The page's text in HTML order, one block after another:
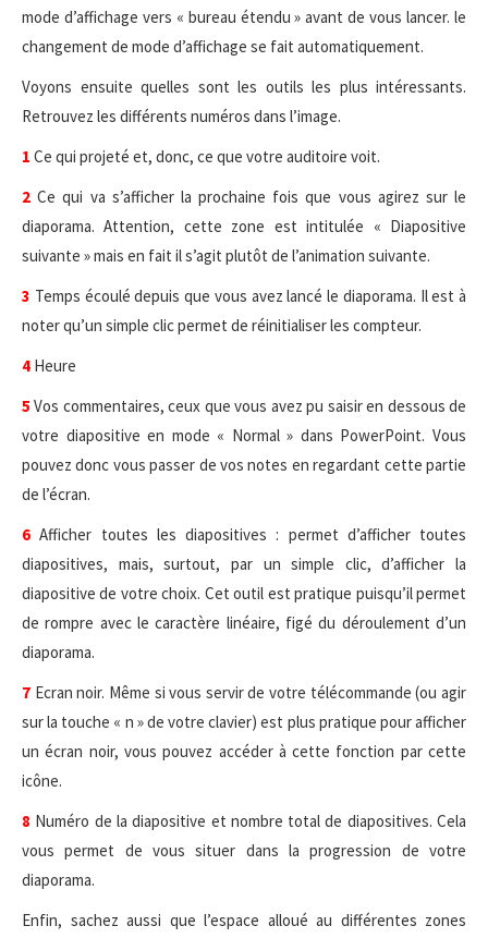
mode d’affichage vers « bureau étendu » avant de vous lancer. le
changement de mode d’affichage se fait automatiquement.
Voyons ensuite quelles sont les outils les plus intéressants.
Retrouvez les différents numéros dans l’image.
1 Ce qui projeté et, donc, ce que votre auditoire voit.
2 Ce qui va s’afficher la prochaine fois que vous agirez sur le
diaporama. Attention, cette zone est intitulée « Diapositive
suivante » mais en fait il s’agit plutôt de l’animation suivante.
3 Temps écoulé depuis que vous avez lancé le diaporama. Il est à
noter qu’un simple clic permet de réinitialiser les compteur.
4 Heure
5 Vos commentaires, ceux que vous avez pu saisir en dessous de
votre diapositive en mode « Normal » dans PowerPoint. Vous
pouvez donc vous passer de vos notes en regardant cette partie
de l’écran.
6 Afficher toutes les diapositives : permet d’afficher toutes
diapositives, mais, surtout, par un simple clic, d’afficher la
diapositive de votre choix. Cet outil est pratique puisqu’il permet
de rompre avec le caractère linéaire, figé du déroulement d’un
diaporama.
7 Ecran noir. Même si vous servir de votre télécommande (ou agir
sur la touche « n » de votre clavier) est plus pratique pour afficher
un écran noir, vous pouvez accéder à cette fonction par cette
icône.
8 Numéro de la diapositive et nombre total de diapositives. Cela
vous permet de vous situer dans la progression de votre
diaporama.
Enfin, sachez aussi que l’espace alloué au différentes zones